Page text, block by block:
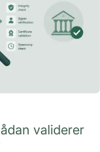
validerer